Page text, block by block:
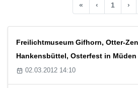
« ‹ 1 ›
Freilichtmuseum Gifhorn, Otter-
Hankensbüttel, Osterfest in Müden
02.03.2012 14:10